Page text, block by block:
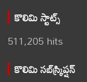
కొలిమి స్టాట్స్
511,205 hits
కొలిమి సబ్‌స్క్రిప్షన్